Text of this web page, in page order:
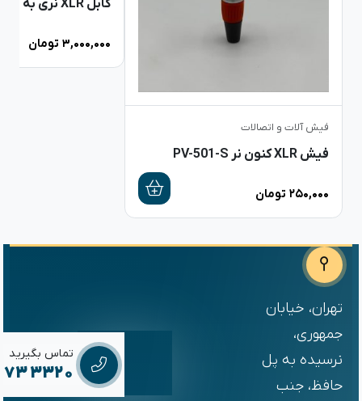
فیش آلات و اتصالات
فیش XLR کنون نر PV-501-S
۲۵۰,۰۰۰ تومان
۳,۰۰۰,۰۰۰ تومان
تهران، خیابان
جمهوری،
نرسیده به پل
حافظ، جنب
تماس بگیرید
3320